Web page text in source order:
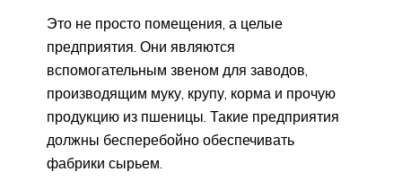
Это не просто помещения, а целые
предприятия. Они являются
вспомогательным звеном для заводов,
производящим муку, крупу, корма и прочую
продукцию из пшеницы. Такие предприятия
должны бесперебойно обеспечивать
фабрики сырьем.